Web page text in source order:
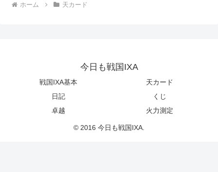
ホーム 天カード
今日も戦国IXA
戦国IXA基本
天カード
日記
くじ
卓越
火力測定
© 2016 今日も戦国IXA.